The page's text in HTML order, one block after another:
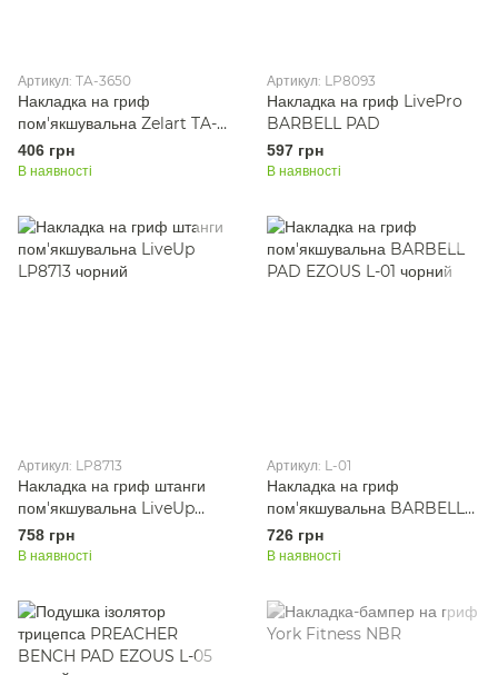
Артикул: TA-3650
Накладка на гриф
пом'якшувальна Zelart TA-
3650 чорний
406 грн
В наявності
Артикул: LP8093
Накладка на гриф LivePro
BARBELL PAD
597 грн
В наявності
Артикул: LP8713
Накладка на гриф штанги
пом'якшувальна LiveUp
LP8713 чорний
758 грн
В наявності
Артикул: L-01
Накладка на гриф
пом'якшувальна BARBELL
PAD EZOUS L-01 чорний
726 грн
В наявності